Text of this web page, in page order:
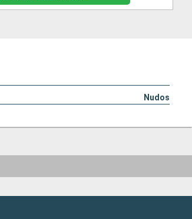
Nudos